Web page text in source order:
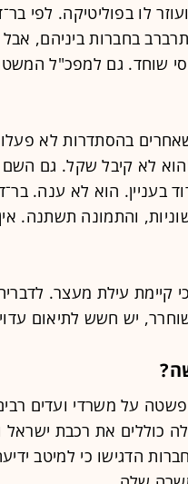
לו בפוליטיקה. לפי
בחברות ביניהם,
שוחד. גם למפכ"ל
שאחרים בהסתדרות לא
לא קיבל שקל. גם
בעניין. הוא לא ענה.
והתמונה תשתנה.
קיימת עילת מעצר.
יש חשש לתיאום
על משרדי ועדים רבים
כוללים את רכבת
הדגישו כי למיטב